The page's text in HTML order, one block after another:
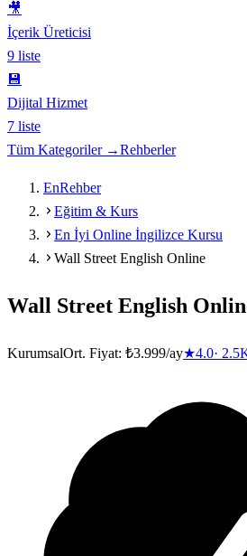
🎥
İçerik Üreticisi
9 liste
💾
Dijital Hizmet
7 liste
Tüm Kategoriler →Rehberler
EnRehber
Eğitim & Kurs
En İyi Online İngilizce Kursu
Wall Street English Online
Wall Street English
KurumsalOrt. Fiyat: ₺3.999/ay★4.0·